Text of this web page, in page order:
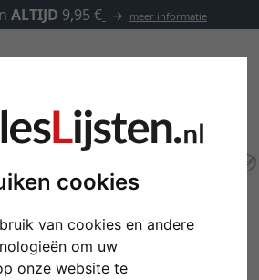
cookies
van cookies en andere
om uw
onze website te
ALTIJD 9,95 € meer informatie